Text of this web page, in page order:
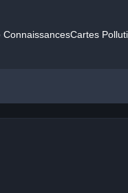
ConnaissancesCartes